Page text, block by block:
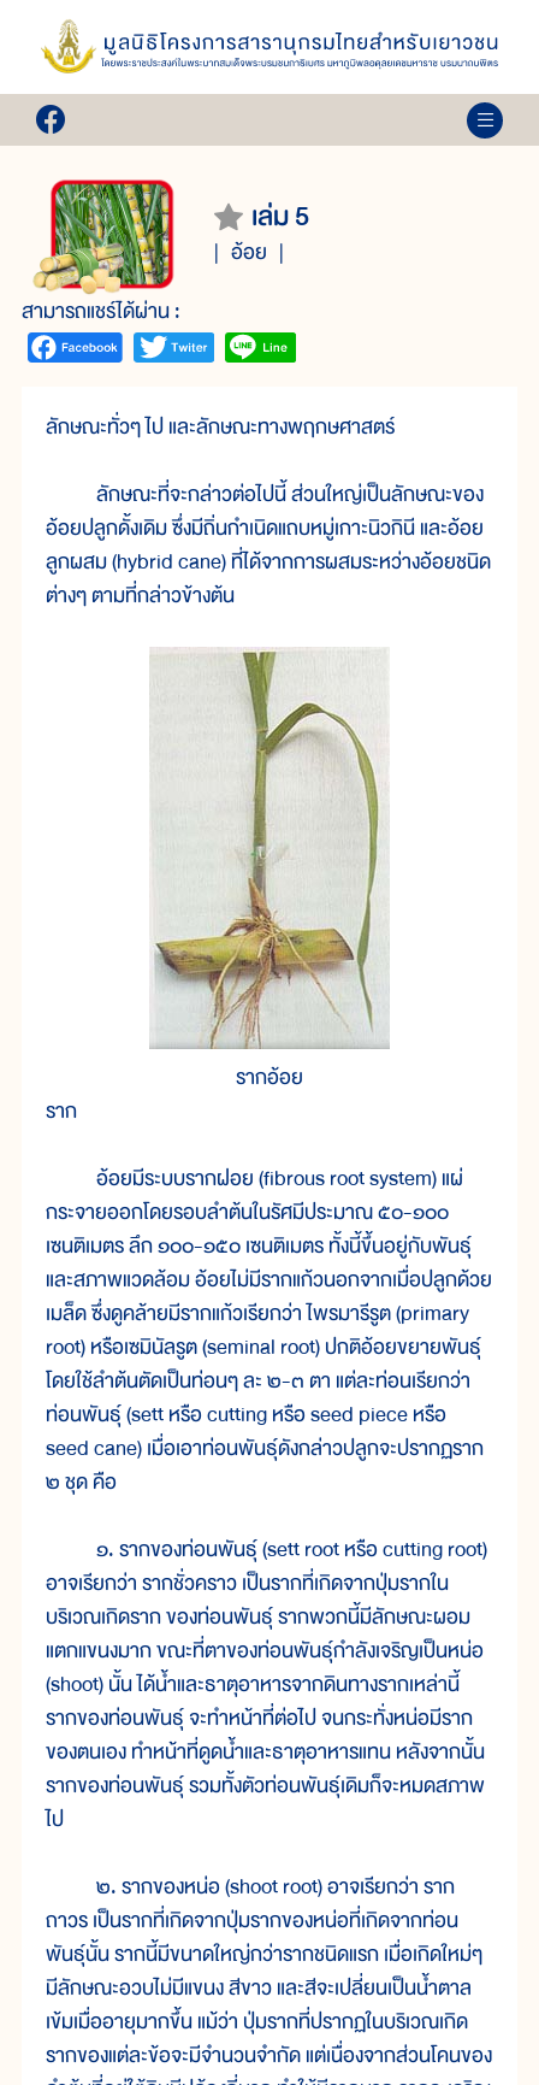
เล่ม 5
อ้อย
สามารถแชร์ได้ผ่าน :
ลักษณะทั่วๆ ไป และลักษณะทางพฤกษศาสตร์
ลักษณะที่จะกล่าวต่อไปนี้ ส่วนใหญ่เป็นลักษณะของ
อ้อยปลูกดั้งเดิม ซึ่งมีถิ่นกำเนิดแถบหมู่เกาะนิวกินี และอ้อย
ลูกผสม (hybrid cane) ที่ได้จากการผสมระหว่างอ้อยชนิด
ต่างๆ ตามที่กล่าวข้างต้น
รากอ้อย
ราก
อ้อยมีระบบรากฝอย (fibrous root system) แผ่
กระจายออกโดยรอบลำต้นในรัศมีประมาณ ๕๐-๑๐๐
เซนติเมตร ลึก ๑๐๐-๑๕๐ เซนติเมตร ทั้งนี้ขึ้นอยู่กับพันธุ์
และสภาพแวดล้อม อ้อยไม่มีรากแก้วนอกจากเมื่อปลูกด้วย
เมล็ด ซึ่งดูคล้ายมีรากแก้วเรียกว่า ไพรมารีรูต (primary
root) หรือเซมินัลรูต (seminal root) ปกติอ้อยขยายพันธุ์
โดยใช้ลำต้นตัดเป็นท่อนๆ ละ ๒-๓ ตา แต่ละท่อนเรียกว่า
ท่อนพันธุ์ (sett หรือ cutting หรือ seed piece หรือ
seed cane) เมื่อเอาท่อนพันธุ์ดังกล่าวปลูกจะปรากฏราก
๒ ชุด คือ
๑. รากของท่อนพันธุ์ (sett root หรือ cutting root)
อาจเรียกว่า รากชั่วคราว เป็นรากที่เกิดจากปุ่มรากใน
บริเวณเกิดราก ของท่อนพันธุ์ รากพวกนี้มีลักษณะผอม
แตกแขนงมาก ขณะที่ตาของท่อนพันธุ์กำลังเจริญเป็นหน่อ
(shoot) นั้น ได้น้ำและธาตุอาหารจากดินทางรากเหล่านี้
รากของท่อนพันธุ์ จะทำหน้าที่ต่อไป จนกระทั่งหน่อมีราก
ของตนเอง ทำหน้าที่ดูดน้ำและธาตุอาหารแทน หลังจากนั้น
รากของท่อนพันธุ์ รวมทั้งตัวท่อนพันธุ์เดิมก็จะหมดสภาพ
ไป
๒. รากของหน่อ (shoot root) อาจเรียกว่า ราก
ถาวร เป็นรากที่เกิดจากปุ่มรากของหน่อที่เกิดจากท่อน
พันธุ์นั้น รากนี้มีขนาดใหญ่กว่ารากชนิดแรก เมื่อเกิดใหม่ๆ
มีลักษณะอวบไม่มีแขนง สีขาว และสีจะเปลี่ยนเป็นน้ำตาล
เข้มเมื่ออายุมากขึ้น แม้ว่า ปุ่มรากที่ปรากฏในบริเวณเกิด
รากของแต่ละข้อจะมีจำนวนจำกัด แต่เนื่องจากส่วนโคนของ